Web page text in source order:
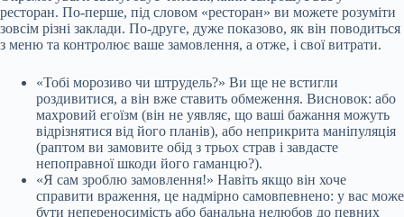
ресторан. По-перше, під словом «ресторан» ви можете розуміти
зовсім різні заклади. По-друге, дуже показово, як він поводиться
з меню та контролює ваше замовлення, а отже, і свої витрати.
«Тобі морозиво чи штрудель?» Ви ще не встигли
роздивитися, а він вже ставить обмеження. Висновок: або
махровий егоїзм (він не уявляє, що ваші бажання можуть
відрізнятися від його планів), або неприкрита маніпуляція
(раптом ви замовите обід з трьох страв і завдасте
непоправної шкоди його гаманцю?).
«Я сам зроблю замовлення!» Навіть якщо він хоче
справити враження, це надмірно самовпевнено: у вас може
бути непереносимість або банальна нелюбов до певних